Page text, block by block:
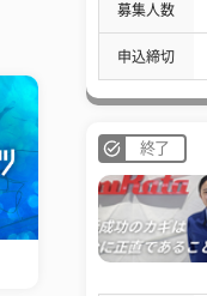
募集人数
申込締切
終了